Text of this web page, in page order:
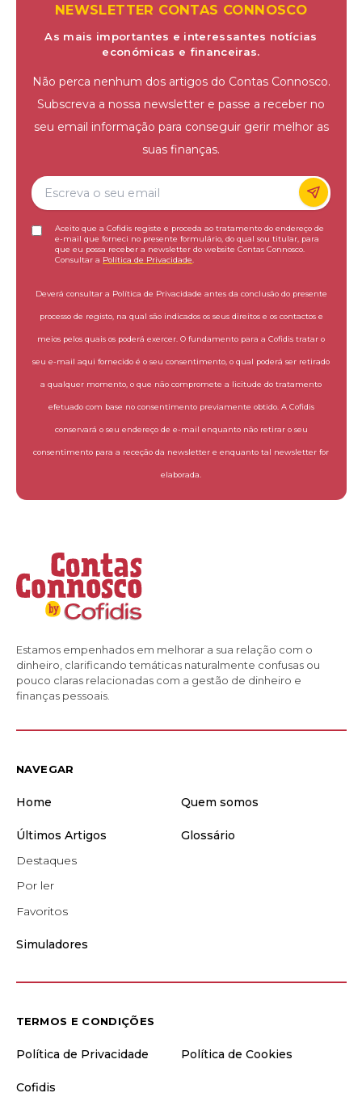
NEWSLETTER CONTAS CONNOSCO
As mais importantes e interessantes notícias
económicas e financeiras.
Não perca nenhum dos artigos do Contas Connosco.
Subscreva a nossa newsletter e passe a receber no
seu email informação para conseguir gerir melhor as
suas finanças.
Aceito que a Cofidis registe e proceda ao tratamento do endereço de
e-mail que forneci no presente formulário, do qual sou titular, para
que eu possa receber a newsletter do website Contas Connosco.
Consultar a Política de Privacidade
Deverá consultar a Política de Privacidade antes da conclusão do presente
processo de registo, na qual são indicados os seus direitos e os contactos e
meios pelos quais os poderá exercer. O fundamento para a Cofidis tratar o
seu e-mail aqui fornecido é o seu consentimento, o qual poderá ser retirado
a qualquer momento, o que não compromete a licitude do tratamento
efetuado com base no consentimento previamente obtido. A Cofidis
conservará o seu endereço de e-mail enquanto não retirar o seu
consentimento para a receção da newsletter e enquanto tal newsletter for
elaborada.
Estamos empenhados em melhorar a sua relação com o
dinheiro, clarificando temáticas naturalmente confusas ou
pouco claras relacionadas com a gestão de dinheiro e
finanças pessoais.
NAVEGAR
Home Quem somos
Últimos Artigos
Destaques
Por ler
Favoritos
Glossário
Simuladores
TERMOS E CONDIÇÕES
Política de Privacidade Política de Cookies
Cofidis